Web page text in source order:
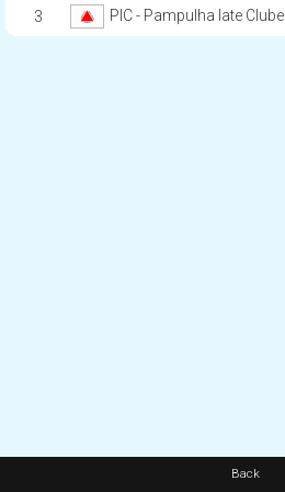
3 PIC - Pampulha Iate Clube
Back